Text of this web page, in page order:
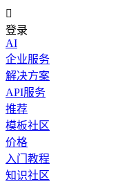

登录
AI
企业服务
解决方案
API服务
推荐
模板社区
价格
入门教程
知识社区